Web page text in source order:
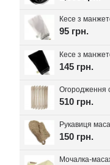
95 грн.
145 грн.
510 грн.
150 грн.